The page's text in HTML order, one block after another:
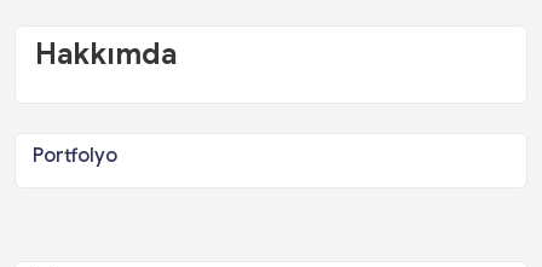
Hakkımda
Portfolyo